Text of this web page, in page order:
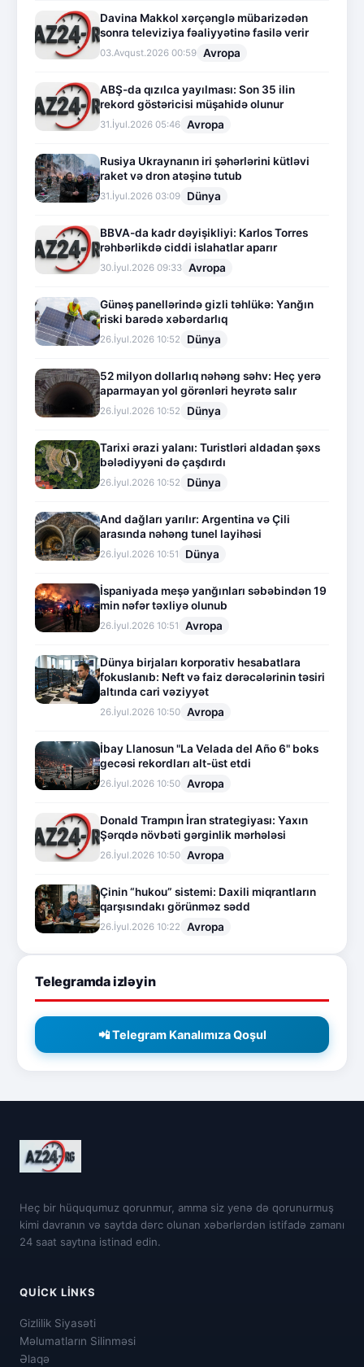
Davina Makkol xərçənglə mübarizədən
sonra televiziya fəaliyyətinə fasilə verir
03.Avqust.2026 00:59 Avropa
ABŞ-da qızılca yayılması: Son 35 ilin
rekord göstəricisi müşahidə olunur
31.İyul.2026 05:46 Avropa
Rusiya Ukraynanın iri şəhərlərini kütləvi
raket və dron atəşinə tutub
31.İyul.2026 03:09 Dünya
BBVA-da kadr dəyişikliyi: Karlos Torres
rəhbərlikdə ciddi islahatlar aparır
30.İyul.2026 09:33 Avropa
Günəş panellərində gizli təhlükə: Yanğın
riski barədə xəbərdarlıq
26.İyul.2026 10:52 Dünya
52 milyon dollarlıq nəhəng səhv: Heç yerə
aparmayan yol görənləri heyrətə salır
26.İyul.2026 10:52 Dünya
Tarixi ərazi yalanı: Turistləri aldadan şəxs
bələdiyyəni də çaşdırdı
26.İyul.2026 10:52 Dünya
And dağları yarılır: Argentina və Çili
arasında nəhəng tunel layihəsi
26.İyul.2026 10:51 Dünya
İspaniyada meşə yanğınları səbəbindən 19
min nəfər təxliyə olunub
26.İyul.2026 10:51 Avropa
Dünya birjaları korporativ hesabatlara
fokuslanıb: Neft və faiz dərəcələrinin təsiri
altında cari vəziyyət
26.İyul.2026 10:50 Avropa
İbay Llanosun "La Velada del Año 6" boks
gecəsi rekordları alt-üst etdi
26.İyul.2026 10:50 Avropa
Donald Trampın İran strategiyası: Yaxın
Şərqdə növbəti gərginlik mərhələsi
26.İyul.2026 10:50 Avropa
Çinin “hukou” sistemi: Daxili miqrantların
qarşısındakı görünməz sədd
26.İyul.2026 10:22 Avropa
Telegramda izləyin
📲 Telegram Kanalımıza Qoşul
Heç bir hüququmuz qorunmur, amma siz yenə də qorunurmuş
kimi davranın və saytda dərc olunan xəbərlərdən istifadə zamanı
24 saat saytına istinad edin.
QUICK LINKS
Gizlilik Siyasəti
Məlumatların Silinməsi
Əlaqə